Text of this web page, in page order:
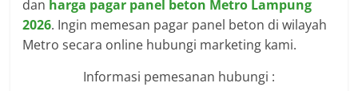
dan harga pagar panel beton Metro Lampung
2026. Ingin memesan pagar panel beton di wilayah
Metro secara online hubungi marketing kami.
Informasi pemesanan hubungi :